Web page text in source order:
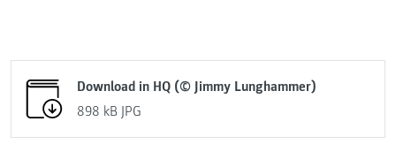
Download in HQ (© Jimmy Lunghammer)
898 kB JPG